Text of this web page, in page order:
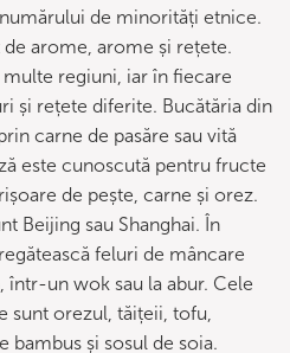
de minorități etnice.
arome, arome și rețete.
regiuni, iar în fiecare
și rețete diferite. Bucătăria din
carne de pasăre sau vită
este cunoscută pentru fructe
de pește, carne și orez.
Beijing sau Shanghai. În
feluri de mâncare
într-un wok sau la abur. Cele
sunt orezul, tăițeii, tofu,
bambus și sosul de soia.